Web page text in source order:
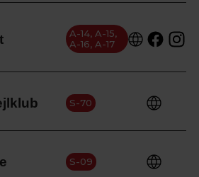
A-14, A-15,
A-16, A-17
S-70
S-09